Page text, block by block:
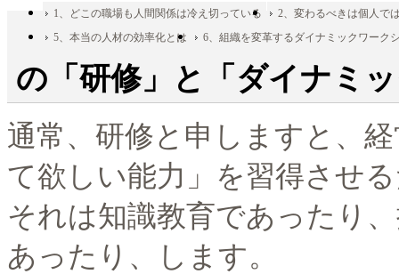
1、どこの職場も人間関係は冷え切っている
2、変わるべきは個人で
5、本当の人材の効率化とは
6、組織を変革するダイナミックワーク
の「研修」と「ダイナミ
通常、研修と申しますと、
て欲しい能力」を習得させ
それは知識教育であったり
あったり、します。